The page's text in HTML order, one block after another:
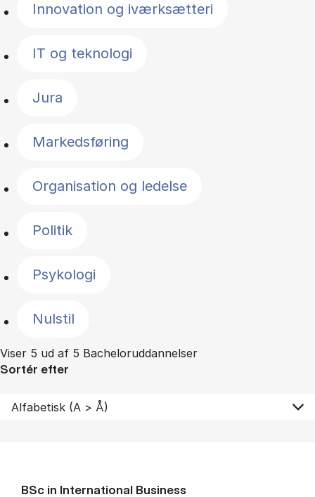
Innovation og iværksætteri
IT og teknologi
Jura
Markedsføring
Organisation og ledelse
Politik
Psykologi
Nulstil
Viser 5 ud af 5 Bacheloruddannelser
Sortér efter
BSc in In­ter­na­tion­al Busi­ness